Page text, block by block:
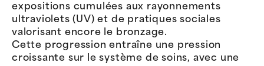
expositions cumulées aux rayonnements
ultraviolets (UV) et de pratiques sociales
valorisant encore le bronzage.
Cette progression entraîne une pression
croissante sur le système de soins, avec une